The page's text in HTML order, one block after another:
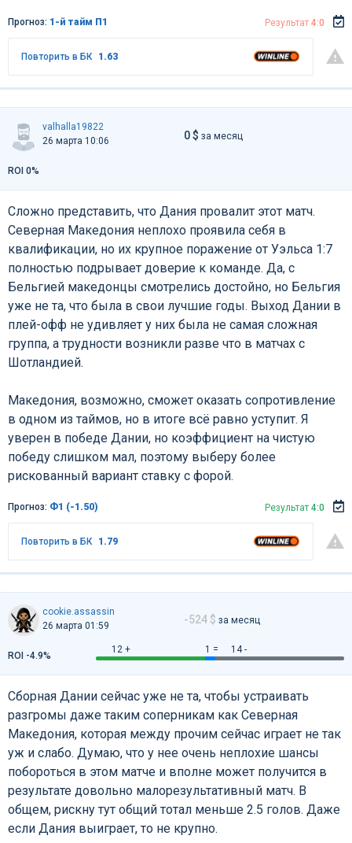
Прогноз: 1-й тайм П1 Результат 4:0
Повторить в БК 1.63
valhalla19822
26 марта 10:06
0 $ за месяц
ROI 0%
Сложно представить, что Дания провалит этот матч.
Северная Македония неплохо проявила себя в
квалификации, но их крупное поражение от Уэльса 1:7
полностью подрывает доверие к команде. Да, с
Бельгией македонцы смотрелись достойно, но Бельгия
уже не та, что была в свои лучшие годы. Выход Дании в
плей-офф не удивляет у них была не самая сложная
группа, а трудности возникли разве что в матчах с
Шотландией.
Македония, возможно, сможет оказать сопротивление
в одном из таймов, но в итоге всё равно уступит. Я
уверен в победе Дании, но коэффициент на чистую
победу слишком мал, поэтому выберу более
рискованный вариант ставку с форой.
Прогноз: Ф1 (-1.50) Результат 4:0
Повторить в БК 1.79
cookie.assassin
26 марта 01:59
-524 $ за месяц
12 + 1 = 14 -
ROI -4.9%
Сборная Дании сейчас уже не та, чтобы устраивать
разгромы даже таким соперникам как Северная
Македония, которая между прочим сейчас играет не так
уж и слабо. Думаю, что у нее очень неплохие шансы
побороться в этом матче и вполне может получится в
результате довольно малорезультативный матч. В
общем, рискну тут общий тотал меньше 2.5 голов. Даже
если Дания выиграет, то не крупно.